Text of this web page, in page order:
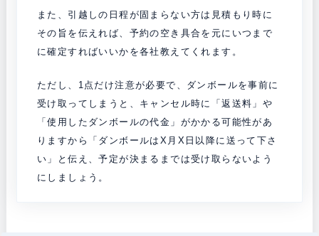
また、引越しの日程が固まらない方は見積もり時に
その旨を伝えれば、予約の空き具合を元にいつまで
に確定すればいいかを各社教えてくれます。
ただし、1点だけ注意が必要で、ダンボールを事前に
受け取って しまうと、キャンセル時に「返送料」や
「使用したダンボールの代金」がかかる可能性があ
りますから「ダンボールはX月X日以降に送って下さ
い」と伝え、予定が決まるまでは受け取らないよう
にしましょう。